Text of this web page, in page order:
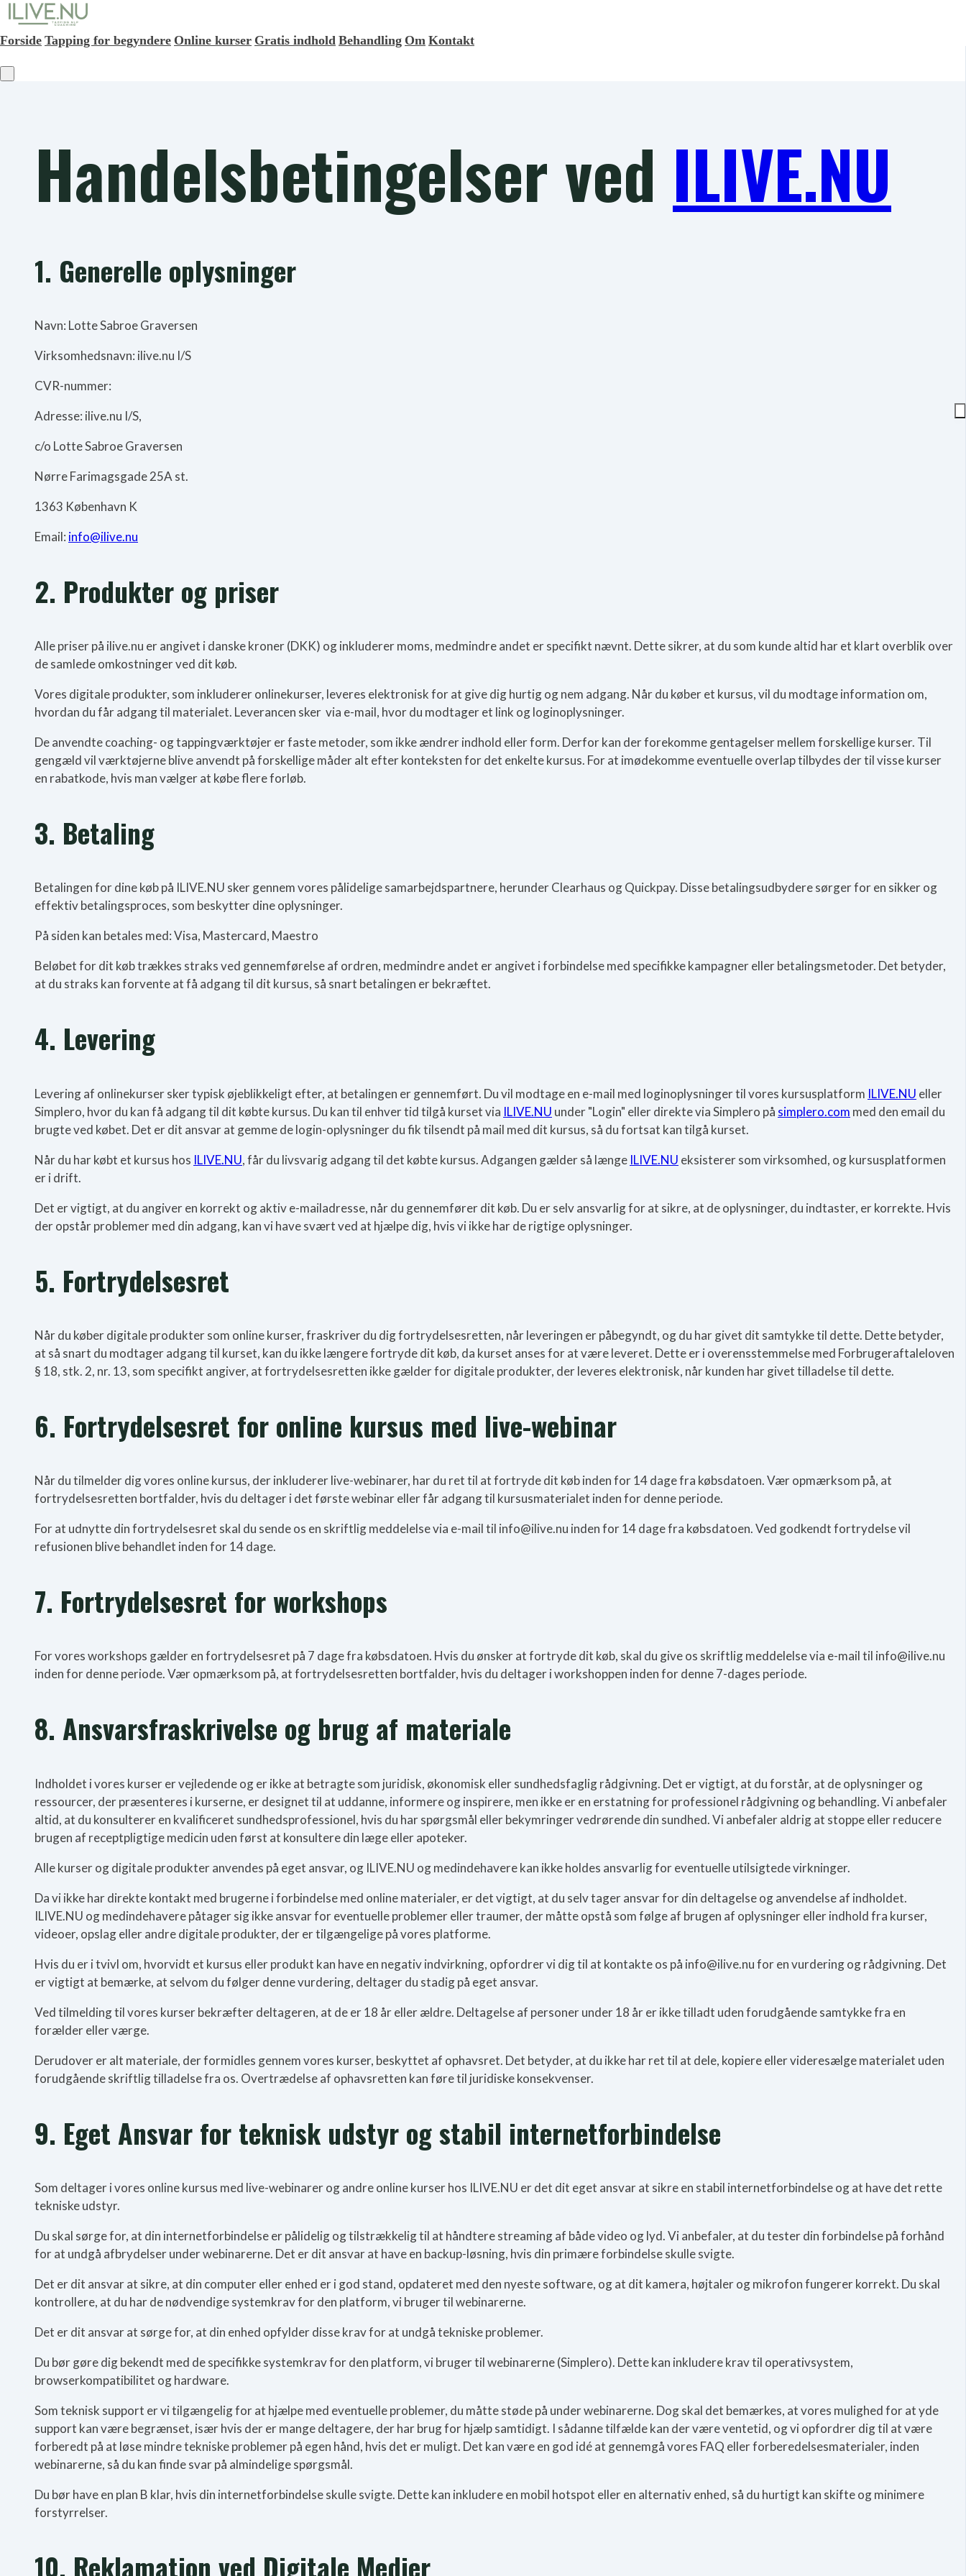
Forside Tapping for begyndere Online kurser Gratis indhold Behandling Om Kontakt
Handelsbetingelser ved ILIVE.NU
1. Generelle oplysninger
Navn: Lotte Sabroe Graversen
Virksomhedsnavn: ilive.nu I/S
CVR-nummer:
Adresse: ilive.nu I/S,
c/o Lotte Sabroe Graversen
Nørre Farimagsgade 25A st.
1363 København K
Email: info@ilive.nu
2. Produkter og priser
Alle priser på ilive.nu er angivet i danske kroner (DKK) og inkluderer moms, medmindre andet er specifikt nævnt. Dette sikrer, at du som kunde altid har et klart overblik over
de samlede omkostninger ved dit køb.
Vores digitale produkter, som inkluderer onlinekurser, leveres elektronisk for at give dig hurtig og nem adgang. Når du køber et kursus, vil du modtage information om,
hvordan du får adgang til materialet. Leverancen sker via e-mail, hvor du modtager et link og loginoplysninger.
De anvendte coaching- og tappingværktøjer er faste metoder, som ikke ændrer indhold eller form. Derfor kan der forekomme gentagelser mellem forskellige kurser. Til
gengæld vil værktøjerne blive anvendt på forskellige måder alt efter konteksten for det enkelte kursus. For at imødekomme eventuelle overlap tilbydes der til visse kurser
en rabatkode, hvis man vælger at købe flere forløb.
3. Betaling
Betalingen for dine køb på ILIVE.NU sker gennem vores pålidelige samarbejdspartnere, herunder Clearhaus og Quickpay. Disse betalingsudbydere sørger for en sikker og
effektiv betalingsproces, som beskytter dine oplysninger.
På siden kan betales med: Visa, Mastercard, Maestro
Beløbet for dit køb trækkes straks ved gennemførelse af ordren, medmindre andet er angivet i forbindelse med specifikke kampagner eller betalingsmetoder. Det betyder,
at du straks kan forvente at få adgang til dit kursus, så snart betalingen er bekræftet.
4. Levering
Levering af onlinekurser sker typisk øjeblikkeligt efter, at betalingen er gennemført. Du vil modtage en e-mail med loginoplysninger til vores kursusplatform ILIVE.NU eller
Simplero, hvor du kan få adgang til dit købte kursus. Du kan til enhver tid tilgå kurset via ILIVE.NU under "Login" eller direkte via Simplero på simplero.com med den email du
brugte ved købet. Det er dit ansvar at gemme de login-oplysninger du fik tilsendt på mail med dit kursus, så du fortsat kan tilgå kurset.
Når du har købt et kursus hos ILIVE.NU, får du livsvarig adgang til det købte kursus. Adgangen gælder så længe ILIVE.NU eksisterer som virksomhed, og kursusplatformen
er i drift.
Det er vigtigt, at du angiver en korrekt og aktiv e-mailadresse, når du gennemfører dit køb. Du er selv ansvarlig for at sikre, at de oplysninger, du indtaster, er korrekte. Hvis
der opstår problemer med din adgang, kan vi have svært ved at hjælpe dig, hvis vi ikke har de rigtige oplysninger.
5. Fortrydelsesret
Når du køber digitale produkter som online kurser, fraskriver du dig fortrydelsesretten, når leveringen er påbegyndt, og du har givet dit samtykke til dette. Dette betyder,
at så snart du modtager adgang til kurset, kan du ikke længere fortryde dit køb, da kurset anses for at være leveret. Dette er i overensstemmelse med Forbrugeraftaleloven
§ 18, stk. 2, nr. 13, som specifikt angiver, at fortrydelsesretten ikke gælder for digitale produkter, der leveres elektronisk, når kunden har givet tilladelse til dette.
6. Fortrydelsesret for online kursus med live-webinar
Når du tilmelder dig vores online kursus, der inkluderer live-webinarer, har du ret til at fortryde dit køb inden for 14 dage fra købsdatoen. Vær opmærksom på, at
fortrydelsesretten bortfalder, hvis du deltager i det første webinar eller får adgang til kursusmaterialet inden for denne periode.
For at udnytte din fortrydelsesret skal du sende os en skriftlig meddelelse via e-mail til info@ilive.nu inden for 14 dage fra købsdatoen. Ved godkendt fortrydelse vil
refusionen blive behandlet inden for 14 dage.
7. Fortrydelsesret for workshops
For vores workshops gælder en fortrydelsesret på 7 dage fra købsdatoen. Hvis du ønsker at fortryde dit køb, skal du give os skriftlig meddelelse via e-mail til info@ilive.nu
inden for denne periode. Vær opmærksom på, at fortrydelsesretten bortfalder, hvis du deltager i workshoppen inden for denne 7-dages periode.
8. Ansvarsfraskrivelse og brug af materiale
Indholdet i vores kurser er vejledende og er ikke at betragte som juridisk, økonomisk eller sundhedsfaglig rådgivning. Det er vigtigt, at du forstår, at de oplysninger og
ressourcer, der præsenteres i kurserne, er designet til at uddanne, informere og inspirere, men ikke er en erstatning for professionel rådgivning og behandling. Vi anbefaler
altid, at du konsulterer en kvalificeret sundhedsprofessionel, hvis du har spørgsmål eller bekymringer vedrørende din sundhed. Vi anbefaler aldrig at stoppe eller reducere
brugen af receptpligtige medicin uden først at konsultere din læge eller apoteker.
Alle kurser og digitale produkter anvendes på eget ansvar, og ILIVE.NU og medindehavere kan ikke holdes ansvarlig for eventuelle utilsigtede virkninger.
Da vi ikke har direkte kontakt med brugerne i forbindelse med online materialer, er det vigtigt, at du selv tager ansvar for din deltagelse og anvendelse af indholdet.
ILIVE.NU og medindehavere påtager sig ikke ansvar for eventuelle problemer eller traumer, der måtte opstå som følge af brugen af oplysninger eller indhold fra kurser,
videoer, opslag eller andre digitale produkter, der er tilgængelige på vores platforme.
Hvis du er i tvivl om, hvorvidt et kursus eller produkt kan have en negativ indvirkning, opfordrer vi dig til at kontakte os på info@ilive.nu for en vurdering og rådgivning. Det
er vigtigt at bemærke, at selvom du følger denne vurdering, deltager du stadig på eget ansvar.
Ved tilmelding til vores kurser bekræfter deltageren, at de er 18 år eller ældre. Deltagelse af personer under 18 år er ikke tilladt uden forudgående samtykke fra en
forælder eller værge.
Derudover er alt materiale, der formidles gennem vores kurser, beskyttet af ophavsret. Det betyder, at du ikke har ret til at dele, kopiere eller videresælge materialet uden
forudgående skriftlig tilladelse fra os. Overtrædelse af ophavsretten kan føre til juridiske konsekvenser.
9. Eget Ansvar for teknisk udstyr og stabil internetforbindelse
Som deltager i vores online kursus med live-webinarer og andre online kurser hos ILIVE.NU er det dit eget ansvar at sikre en stabil internetforbindelse og at have det rette
tekniske udstyr.
Du skal sørge for, at din internetforbindelse er pålidelig og tilstrækkelig til at håndtere streaming af både video og lyd. Vi anbefaler, at du tester din forbindelse på forhånd
for at undgå afbrydelser under webinarerne. Det er dit ansvar at have en backup-løsning, hvis din primære forbindelse skulle svigte.
Det er dit ansvar at sikre, at din computer eller enhed er i god stand, opdateret med den nyeste software, og at dit kamera, højtaler og mikrofon fungerer korrekt. Du skal
kontrollere, at du har de nødvendige systemkrav for den platform, vi bruger til webinarerne.
Det er dit ansvar at sørge for, at din enhed opfylder disse krav for at undgå tekniske problemer.
Du bør gøre dig bekendt med de specifikke systemkrav for den platform, vi bruger til webinarerne (Simplero). Dette kan inkludere krav til operativsystem,
browserkompatibilitet og hardware.
Som teknisk support er vi tilgængelig for at hjælpe med eventuelle problemer, du måtte støde på under webinarerne. Dog skal det bemærkes, at vores mulighed for at yde
support kan være begrænset, især hvis der er mange deltagere, der har brug for hjælp samtidigt. I sådanne tilfælde kan der være ventetid, og vi opfordrer dig til at være
forberedt på at løse mindre tekniske problemer på egen hånd, hvis det er muligt. Det kan være en god idé at gennemgå vores FAQ eller forberedelsesmaterialer, inden
webinarerne, så du kan finde svar på almindelige spørgsmål.
Du bør have en plan B klar, hvis din internetforbindelse skulle svigte. Dette kan inkludere en mobil hotspot eller en alternativ enhed, så du hurtigt kan skifte og minimere
forstyrrelser.
10. Reklamation ved Digitale Medier